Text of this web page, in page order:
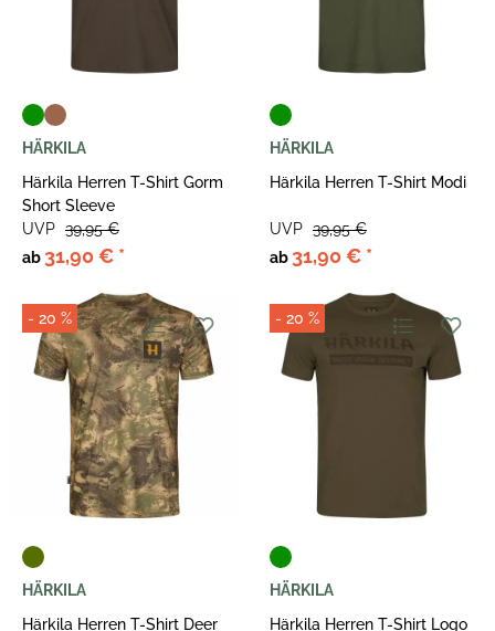
HÄRKILA
Härkila Herren T-Shirt Gorm
Short Sleeve
ab 31,90 € *
UVP 39,95 €
HÄRKILA
Härkila Herren T-Shirt Modi
ab 31,90 € *
UVP 39,95 €
- 20 %
HÄRKILA
Härkila Herren T-Shirt Deer
- 20 %
HÄRKILA
Härkila Herren T-Shirt Logo